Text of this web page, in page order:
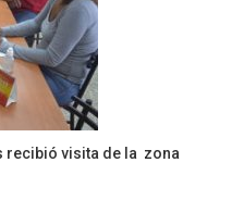
recibió visita de la zona